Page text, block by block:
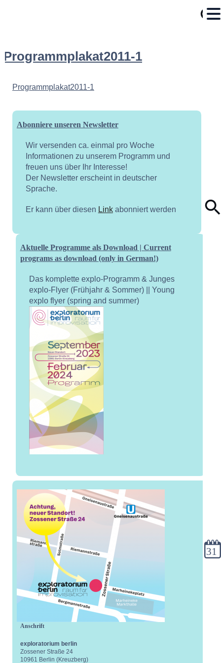
Programmplakat2011-1
Programmplakat2011-1
Abonniere unseren Newsletter
Wir versenden ca. einmal pro Woche
Informationen zu unserem Programm und
freuen uns über Ihr Interesse!
Der Newsletter erscheint in deutscher
Sprache.
Er kann über diesen Linkabonniert werden
Aktuelle Programme als Download | Current
programs as download (only in German!)
Das komplette explo-Programm & Junges
explo-Flyer (Frühjahr & Sommer) || Young
explo flyer (spring and summer)
Anschrift
exploratorium berlin
Zossener Straße 24
10961 Berlin (Kreuzberg)